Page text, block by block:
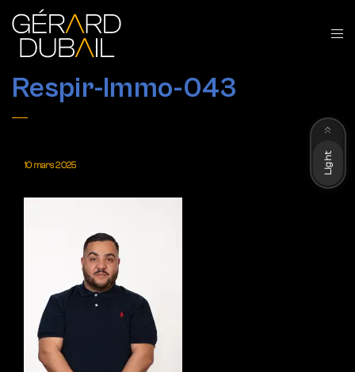
Respir-Immo-043
10 mars 2025 Light
Dark